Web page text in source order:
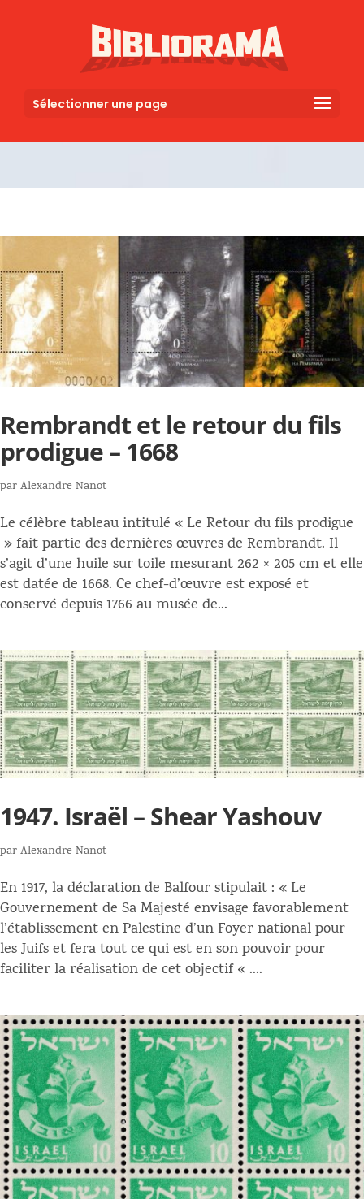
Sélectionner une page
Rembrandt et le retour du fils
prodigue – 1668
parAlexandre Nanot
Le célèbre tableau intitulé « Le Retour du fils prodigue
» fait partie des dernières œuvres de Rembrandt. Il
s’agit d’une huile sur toile mesurant 262 × 205 cm et elle
est datée de 1668. Ce chef-d’œuvre est exposé et
conservé depuis 1766 au musée de...
1947. Israël – Shear Yashouv
parAlexandre Nanot
En 1917, la déclaration de Balfour stipulait : « Le
Gouvernement de Sa Majesté envisage favorablement
l’établissement en Palestine d’un Foyer national pour
les Juifs et fera tout ce qui est en son pouvoir pour
faciliter la réalisation de cet objectif « ....